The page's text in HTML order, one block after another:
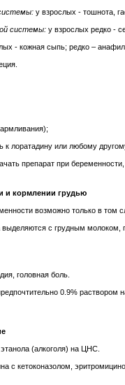
у взрослых - тошнота,
системы: у взрослых редко -
- кожная сыпь; редко –
лоратадину или любому
препарат при
и кормлении грудью
возможно только в том
с грудным молоком,
головная боль.
0.9% раствором
(алкоголя) на ЦНС.
с кетоконазолом,